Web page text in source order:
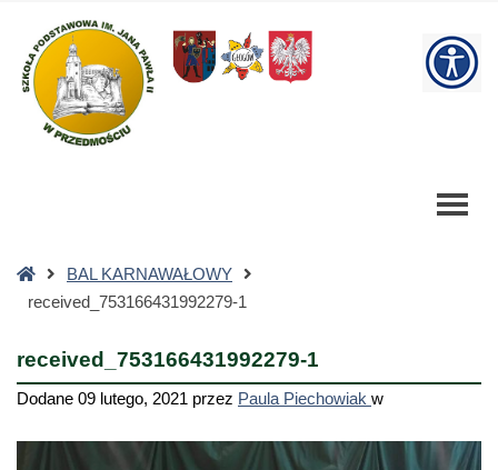
Szkoła
Podstawowa
Strona
główna
BAL KARNAWAŁOWY
received_753166431992279-1
received_753166431992279-1
Dodane 09 lutego, 2021 przez Paula Piechowiak w